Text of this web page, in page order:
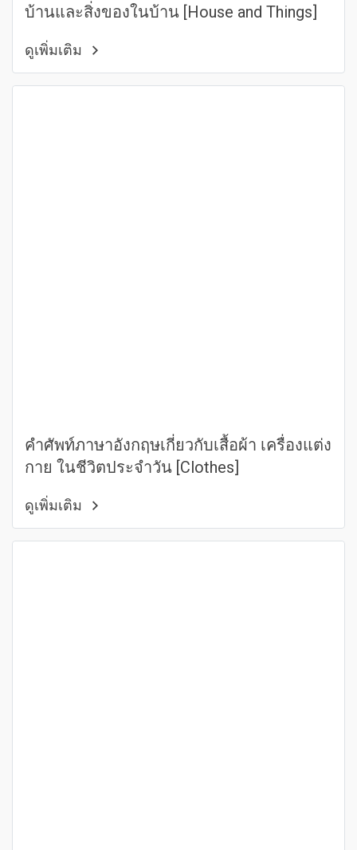
บ้านและสิ่งของในบ้าน [House and Things]
ดูเพิ่มเติม
คำศัพท์ภาษาอังกฤษเกี่ยวกับเสื้อผ้า เครื่องแต่ง
กาย ในชีวิตประจำวัน [Clothes]
ดูเพิ่มเติม